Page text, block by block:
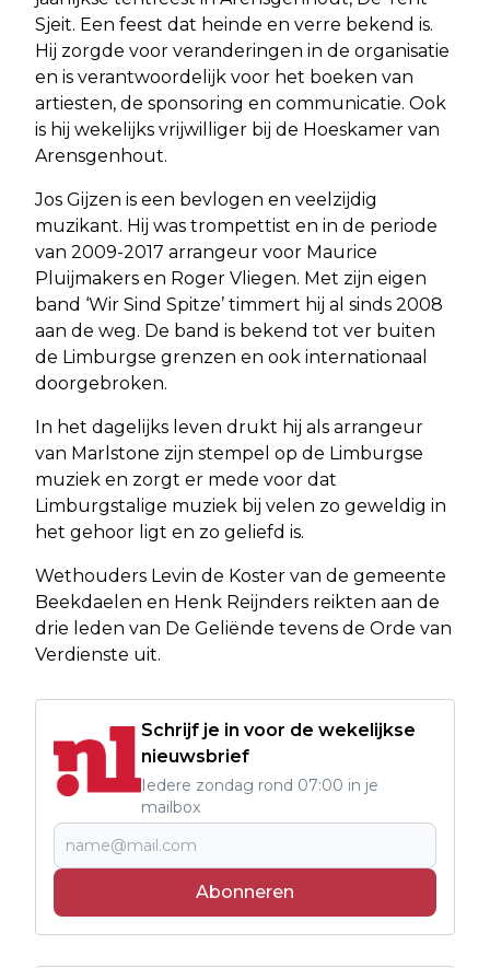
Sjeit. Een feest dat heinde en verre bekend is.
Hij zorgde voor veranderingen in de organisatie
en is verantwoordelijk voor het boeken van
artiesten, de sponsoring en communicatie. Ook
is hij wekelijks vrijwilliger bij de Hoeskamer van
Arensgenhout.
Jos Gijzen is een bevlogen en veelzijdig
muzikant. Hij was trompettist en in de periode
van 2009-2017 arrangeur voor Maurice
Pluijmakers en Roger Vliegen. Met zijn eigen
band ‘Wir Sind Spitze’ timmert hij al sinds 2008
aan de weg. De band is bekend tot ver buiten
de Limburgse grenzen en ook internationaal
doorgebroken.
In het dagelijks leven drukt hij als arrangeur
van Marlstone zijn stempel op de Limburgse
muziek en zorgt er mede voor dat
Limburgstalige muziek bij velen zo geweldig in
het gehoor ligt en zo geliefd is.
Wethouders Levin de Koster van de gemeente
Beekdaelen en Henk Reijnders reikten aan de
drie leden van De Geliënde tevens de Orde van
Verdienste uit.
Schrijf je in voor de wekelijkse
nieuwsbrief
Iedere zondag rond 07:00 in je
mailbox
Abonneren